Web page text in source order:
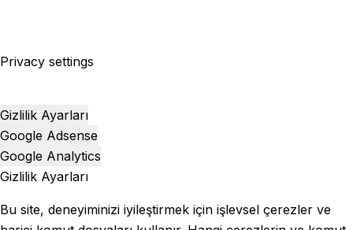
Privacy settings
Gizlilik Ayarları
Google Adsense
Google Analytics
Gizlilik Ayarları
Bu site, deneyiminizi iyileştirmek için işlevsel çerezler ve